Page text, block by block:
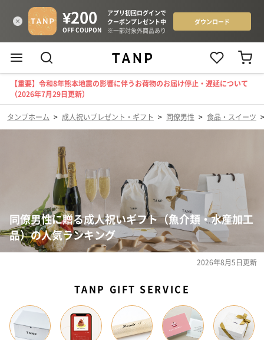
【重要】令和8年熊本地震の影響に伴うお荷物のお届け停止・遅延について
（2026年7月29日更新）
タンプホーム > 成人祝いプレゼント・ギフト > 同僚男性 > 食品・スイーツ
同僚男性に贈る成人祝いギフト（魚介類・水産加工
品）の人気ランキング
2026年8月5日更新
TANP GIFT SERVICE